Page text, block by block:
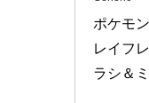
ポケモ
レイフ
ラシ＆